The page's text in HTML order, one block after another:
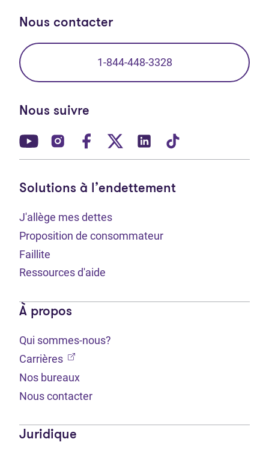
Nous contacter
1-844-448-3328
Nous suivre
(Ouvre dans un nouvel onglet)
(Ouvre dans un nouvel onglet)
(Ouvre dans un nouvel onglet)
(Ouvre dans un nouvel
(Ouvre dans un
Solutions à l’endettement
J'allège mes dettes
Proposition de consommateur
Faillite
Ressources d'aide
À propos
Qui sommes-nous?
Carrières (Ouvre dans un nouvel onglet)
Nos bureaux
Nous contacter
Juridique